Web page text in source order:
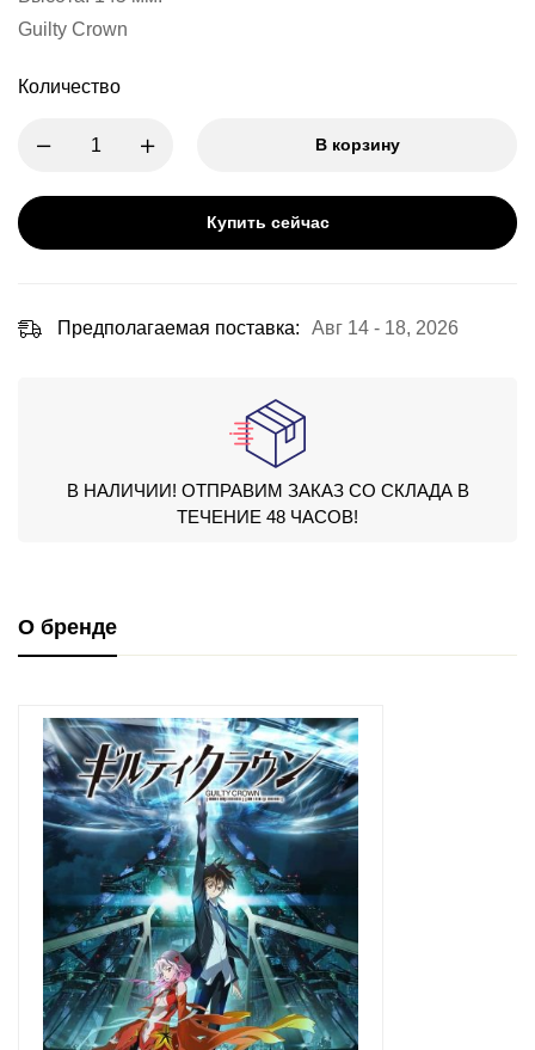
Guilty Crown
Количество
В корзину
Купить сейчас
Предполагаемая поставка: Авг 14 - 18, 2026
В НАЛИЧИИ! ОТПРАВИМ ЗАКАЗ СО СКЛАДА В
ТЕЧЕНИЕ 48 ЧАСОВ!
О бренде